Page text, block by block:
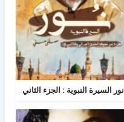
نور السيرة النبوية : الجزء الثاني